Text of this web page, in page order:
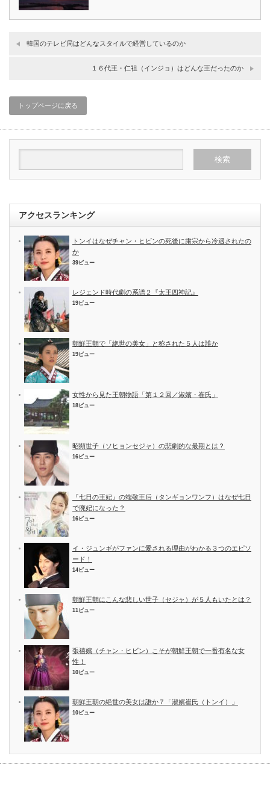
韓国のテレビ局はどんなスタイルで経営しているのか
１６代王・仁祖（インジョ）はどんな王だったのか
トップページに戻る
アクセスランキング
トンイはなぜチャン・ヒビンの死後に粛宗から冷遇されたの
か
39ビュー
レジェンド時代劇の系譜２『太王四神記』
19ビュー
朝鮮王朝で「絶世の美女」と称された５人は誰か
19ビュー
女性から見た王朝物語「第１２回／淑嬪・崔氏」
18ビュー
昭顕世子（ソヒョンセジャ）の悲劇的な最期とは？
16ビュー
『七日の王妃』の端敬王后（タンギョンワンフ）はなぜ七日
で廃妃になった？
16ビュー
イ・ジュンギがファンに愛される理由がわかる３つのエピソ
ード！
14ビュー
朝鮮王朝にこんな悲しい世子（セジャ）が５人もいたとは？
11ビュー
張禧嬪（チャン・ヒビン）こそが朝鮮王朝で一番有名な女
性！
10ビュー
朝鮮王朝の絶世の美女は誰か７「淑嬪崔氏（トンイ）」
10ビュー